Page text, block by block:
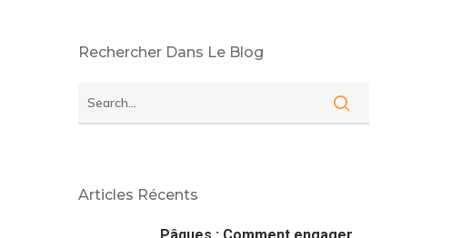
Rechercher Dans Le Blog
Articles Récents